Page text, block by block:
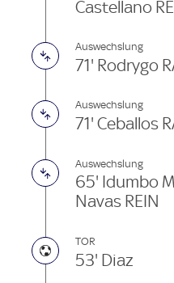
Castellano
Auswechslung
71' Rodrygo
Auswechslung
71' Ceballos
Auswechslung
65' Idumbo
Navas REIN
TOR
53' Diaz